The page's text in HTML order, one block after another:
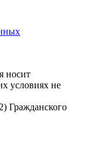
носит
условиях не
Гражданского